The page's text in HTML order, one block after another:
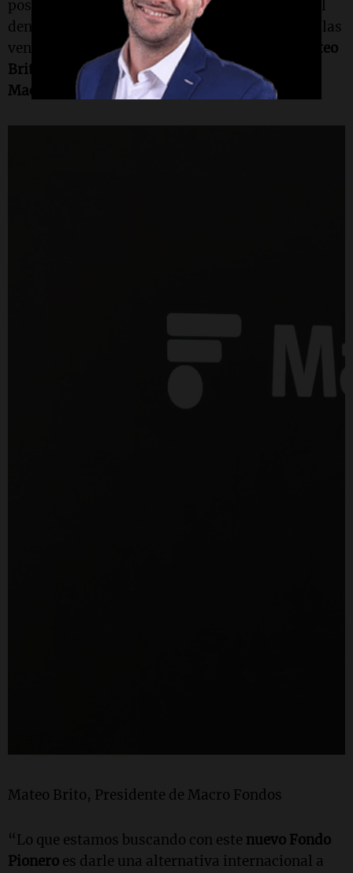
posibilidad de buscar alternativas a nivel global
dentro del mercado de capitales argentino, con las
ventajas de estar en un Fondo local, afirmó
Mateo
Brito
, Presidente deMacro Fondosde
Macro
Mateo Brito, Presidente de Macro Fondos
“Lo que estamos buscando con este nuevo Fondo
Pionero es darle una alternativa internacional a